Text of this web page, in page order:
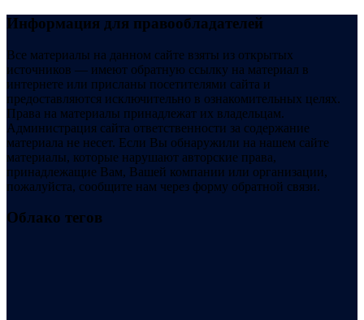
Информация для правообладателей
Все материалы на данном сайте взяты из открытых
источников — имеют обратную ссылку на материал в
интернете или присланы посетителями сайта и
предоставляются исключительно в ознакомительных целях.
Права на материалы принадлежат их владельцам.
Администрация сайта ответственности за содержание
материала не несет. Если Вы обнаружили на нашем сайте
материалы, которые нарушают авторские права,
принадлежащие Вам, Вашей компании или организации,
пожалуйста, сообщите нам через форму обратной связи.
Облако тегов